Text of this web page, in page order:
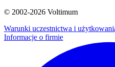
© 2002-2026 Voltimum
Warunki uczestnictwa i
Informacje o firmie